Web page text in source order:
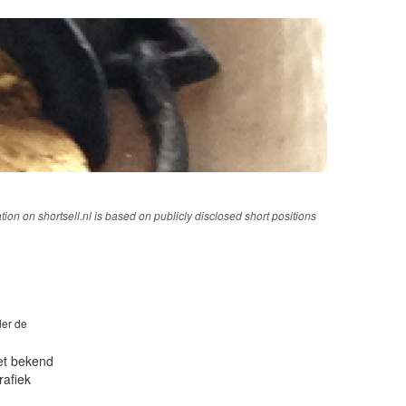
on shortsell.nl is based on publicly disclosed short positions
de
bekend